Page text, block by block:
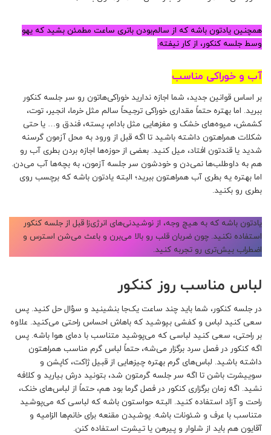
همچنین یادتون باشه که از سالم‌بودن باتری ساعت مطمئن بشید که یهو
وسط جلسه کنکور، از کار نیفته.
آب و خوراکی مناسب
بر اساس قوانین جدید، شما اجازه ندارید خوراکی‌‌هاتون رو سر جلسه کنکور
ببرید. اما بهتره حتماً مقداری خوراکی ترجیحاً سالم مثل خرما، انجیر، توت،
کشمش، میوه‌های خشک و مغزهایی مثل بادام، پسته، فندق و… یا حتی
شکلات همراهتون داشته باشید تا اگه قبل از ورود به محل آزمون گرسنه
شدید یا قندتون افتاد، میل کنید. بعضی از حوزه‌ها اجازه بردن بطری آب رو
هم به داوطلب‌ها نمی‌دن و خودشون سر جلسه آزمون، به بچه‌ها آب می‌دن.
اما بهتره یه بطری آب همراهتون ببرید؛ البته یادتون باشه که برچسب روی
بطری رو بکنید.
یادتون باشه که به هیچ وجه، از نوشیدنی‌های انرژی‌زا قبل از جلسه کنکور
استفاده نکنید. چون ضربان قلب رو بالا می‌برن و باعث می‌شن استرس و
اضطراب بیش‌تری رو تجربه کنید.
لباس مناسب روز کنکور
در جلسه کنکور، شما باید چند ساعت یک‌جا بنشینید و سؤال حل کنید. پس
سعی کنید لباس و کفشی بپوشید که باهاش احساس راحتی می‌کنید. علاوه
بر راحتی، سعی کنید لباسی که می‌پوشید متناسب با دمای هوا باشه. پس
اگه کنکور در فصل سرد برگزار می‌شه، حتماً لباس گرم مناسب همراهتون
داشته باشید. لباس‌های گرم بهتره چیزهایی از قبیل ژاکت، کاپشن و
سوییشرت باشن تا اگه سر جلسه گرمتون شد، بتونید درش بیارید و کلافه
نشید. اگه زمان برگزاری کنکور در فصل گرما بود هم، حتماً از لباس‌های خنک،
راحت و آزاد استفاده کنید. البته حواستون باشه که لباسی که می‌پوشید
متناسب با عرف و شئونات باشه. پوشیدن مقنعه برای خانم‌ها الزامیه و
آقایون هم باید از شلوار و پیرهن یا تیشرت استفاده کنن.